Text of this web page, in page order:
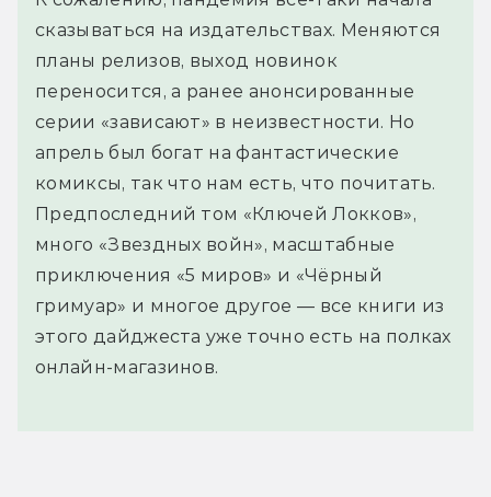
сказываться на издательствах. Меняются
планы релизов, выход новинок
переносится, а ранее анонсированные
серии «зависают» в неизвестности. Но
апрель был богат на фантастические
комиксы, так что нам есть, что почитать.
Предпоследний том «Ключей Локков»,
много «Звездных войн», масштабные
приключения «5 миров» и «Чёрный
гримуар» и многое другое — все книги из
этого дайджеста уже точно есть на полках
онлайн-магазинов.